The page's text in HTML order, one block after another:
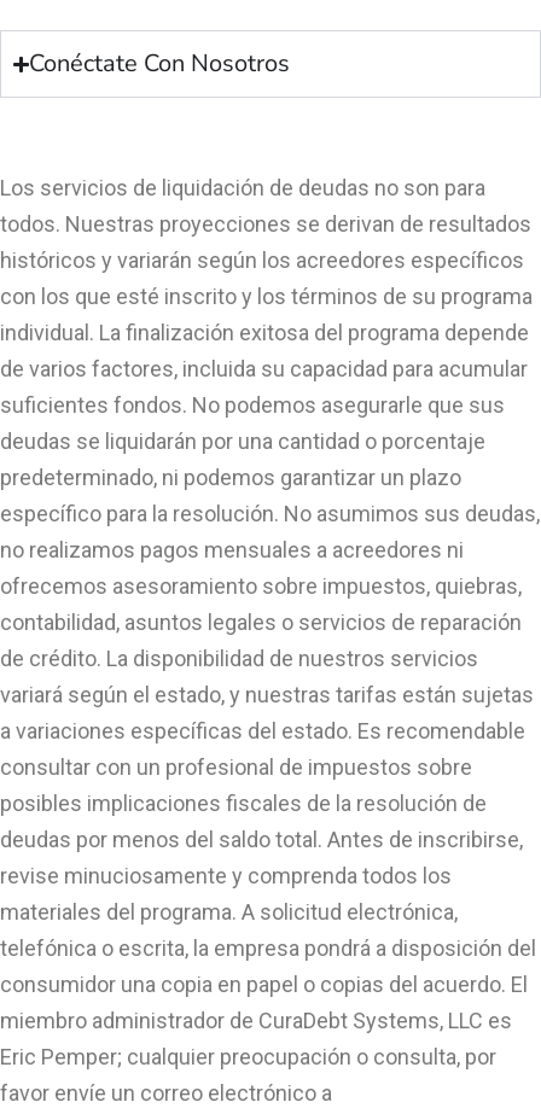
Conéctate Con Nosotros
Los servicios de liquidación de deudas no son para
todos. Nuestras proyecciones se derivan de resultados
históricos y variarán según los acreedores específicos
con los que esté inscrito y los términos de su programa
individual. La finalización exitosa del programa depende
de varios factores, incluida su capacidad para acumular
suficientes fondos. No podemos asegurarle que sus
deudas se liquidarán por una cantidad o porcentaje
predeterminado, ni podemos garantizar un plazo
específico para la resolución. No asumimos sus deudas,
no realizamos pagos mensuales a acreedores ni
ofrecemos asesoramiento sobre impuestos, quiebras,
contabilidad, asuntos legales o servicios de reparación
de crédito. La disponibilidad de nuestros servicios
variará según el estado, y nuestras tarifas están sujetas
a variaciones específicas del estado. Es recomendable
consultar con un profesional de impuestos sobre
posibles implicaciones fiscales de la resolución de
deudas por menos del saldo total. Antes de inscribirse,
revise minuciosamente y comprenda todos los
materiales del programa. A solicitud electrónica,
telefónica o escrita, la empresa pondrá a disposición del
consumidor una copia en papel o copias del acuerdo. El
miembro administrador de CuraDebt Systems, LLC es
Eric Pemper; cualquier preocupación o consulta, por
favor envíe un correo electrónico a